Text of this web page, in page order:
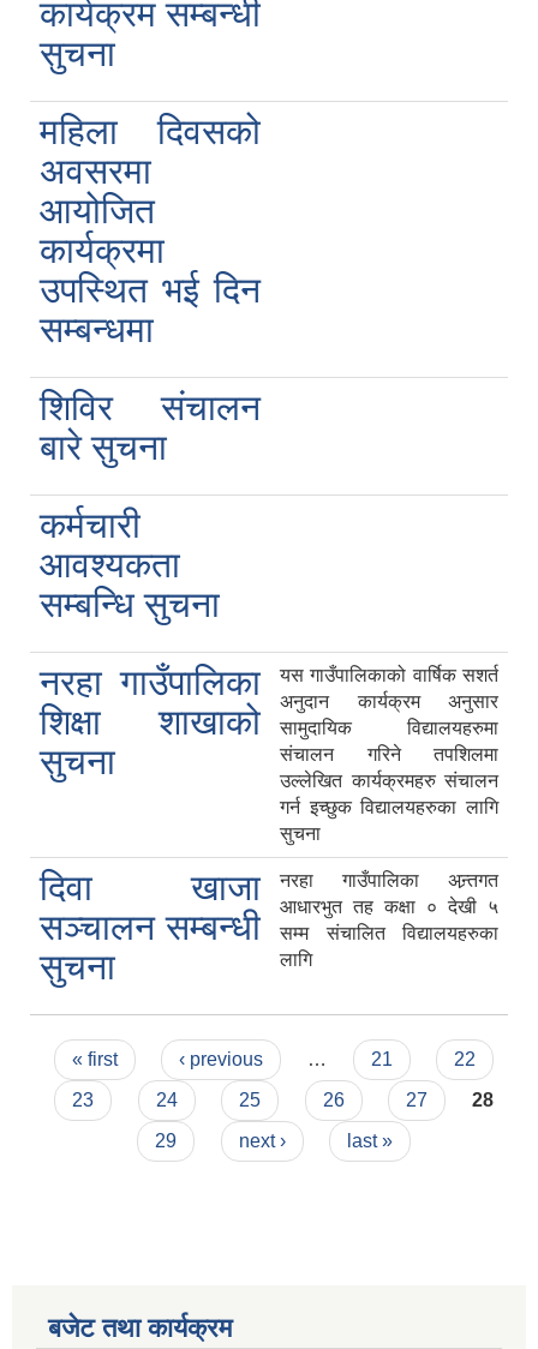
कार्यक्रम सम्बन्धी
सुचना
महिला दिवसको
अवसरमा
आयोजित
कार्यक्रमा
उपस्थित भई दिन
सम्बन्धमा
शिविर संचालन
बारे सुचना
कर्मचारी
आवश्यकता
सम्बन्धि सुचना
नरहा गाउँपालिका
शिक्षा शाखाको
सुचना
यस गाउँपालिकाको वार्षिक सशर्त
अनुदान कार्यक्रम अनुसार
सामुदायिक विद्यालयहरुमा
संचालन गरिने तपशिलमा
उल्लेखित कार्यक्रमहरु संचालन
गर्न इच्छुक विद्यालयहरुका लागि
सुचना
दिवा खाजा
सञ्चालन सम्बन्धी
सुचना
नरहा गाउँपालिका अन्र्तगत
आधारभुत तह कक्षा ० देखी ५
सम्म संचालित विद्यालयहरुका
लागि
Pages
« first ‹ previous … 21
22
23
24 25 26 27
28
29
next › last »
बजेट तथा कार्यक्रम